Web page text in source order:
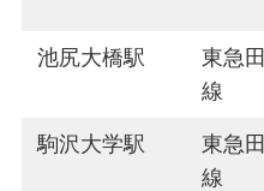
池尻大橋駅
東急
線
駒沢大学駅
東急
線